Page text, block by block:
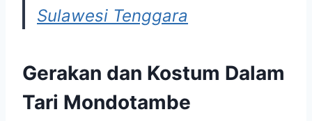
Sulawesi Tenggara
Gerakan dan Kostum Dalam
Tari Mondotambe